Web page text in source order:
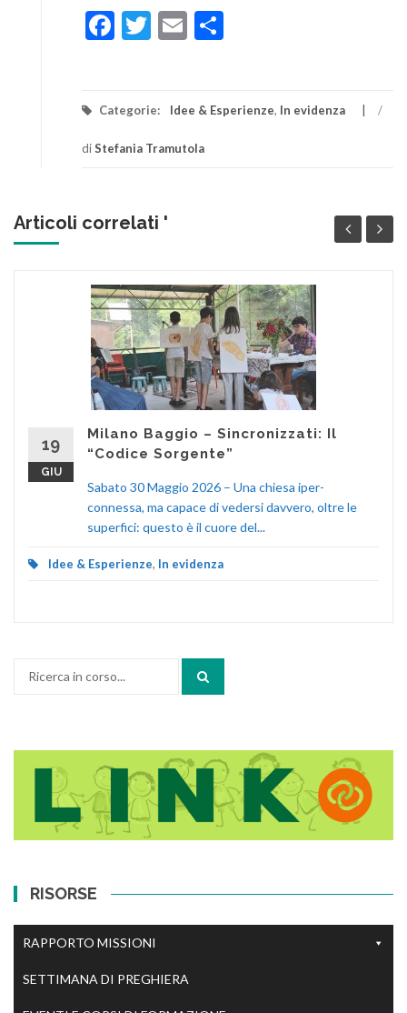
Facebook
Twitter
Email
Categorie: Idee & Esperienze, In evidenza /
diStefania Tramutola
Articoli correlati '
19
GIU
Milano Baggio – Sincronizzati: Il
“Codice Sorgente”
Sabato 30 Maggio 2026 – Una chiesa iper-
connessa, ma capace di vedersi davvero, oltre le
superfici: questo è il cuore del...
Idee & Esperienze, In evidenza
RISORSE
RAPPORTO MISSIONI
SETTIMANA DI PREGHIERA